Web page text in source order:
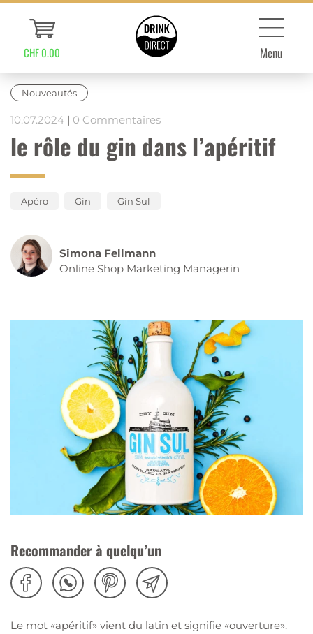
CHF 0.00 Menu
Nouveautés
10.07.2024 | 0 Commentaires
le rôle du gin dans l’apéritif
Apéro Gin Gin Sul
Simona Fellmann
Online Shop Marketing Managerin
Recommander à quelqu’un
Le mot «apéritif» vient du latin et signifie «ouverture».